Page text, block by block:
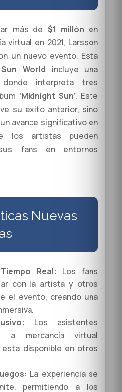
más de$1 millón en
virtual en 2021, Larsson
un nuevo evento. Esta
World incluye una
interpreta tres
‘Midnight Sun’. Este
su éxito anterior, sino
avance significativo en
los artistas pueden
fans en entornos
Nuevas
Real: Los fans
con la artista y otros
el evento, creando una
Los asistentes
a mercancía virtual
disponible en otros
La experiencia se
permitiendo a los